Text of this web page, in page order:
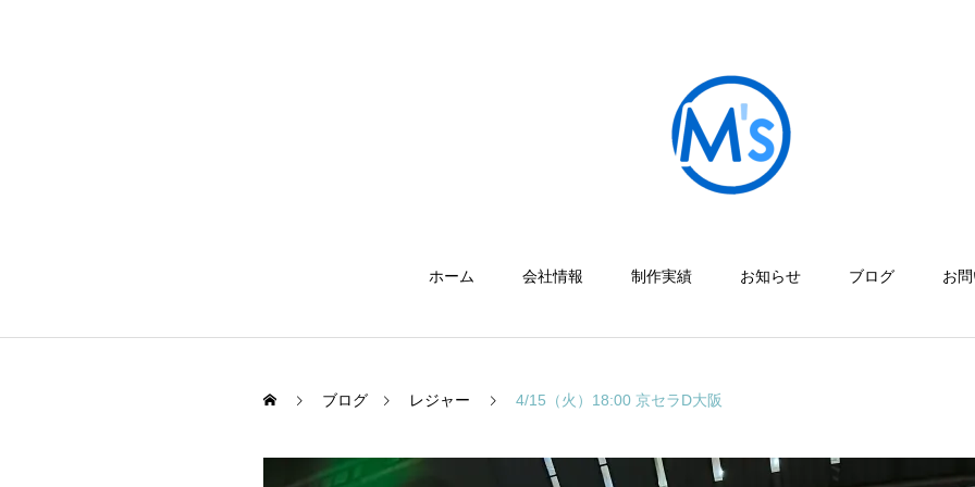
ホーム 会社情報 制作実績 お知らせ ブログ お
ブログ レジャー 4/15（火）18:00 京セラD大阪